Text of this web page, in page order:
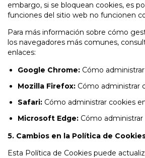
embargo, si se bloquean cookies, es
funciones del sitio web no funcionen
Para más información sobre cómo
los navegadores más comunes,
enlaces:
Google Chrome: Cómo
Mozilla Firefox: Cómo administrar
Safari: Cómo administrar cookies
Microsoft Edge: Cómo
5. Cambios en la Política de
Esta Política de Cookies puede